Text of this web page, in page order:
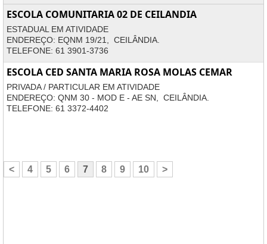
ESCOLA COMUNITARIA 02 DE CEILANDIA
ESTADUAL EM ATIVIDADE
ENDEREÇO: EQNM 19/21, CEILÂNDIA.
TELEFONE: 61 3901-3736
ESCOLA CED SANTA MARIA ROSA MOLAS CEMAR
PRIVADA / PARTICULAR EM ATIVIDADE
ENDEREÇO: QNM 30 - MOD E - AE SN, CEILÂNDIA.
TELEFONE: 61 3372-4402
< 4 5 6 7 8 9 10 >